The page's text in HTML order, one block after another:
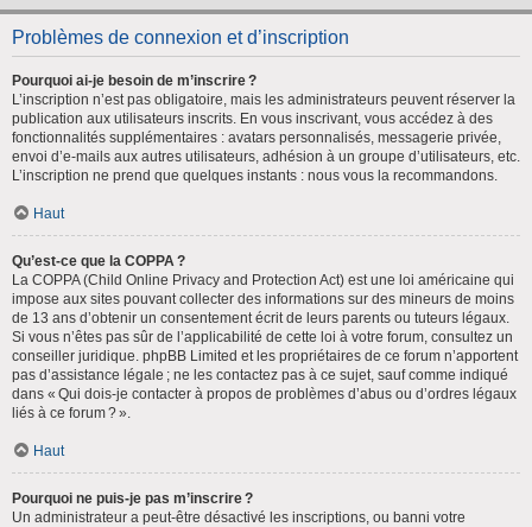
Problèmes de connexion et d’inscription
Pourquoi ai-je besoin de m’inscrire ?
L’inscription n’est pas obligatoire, mais les administrateurs peuvent réserver la
publication aux utilisateurs inscrits. En vous inscrivant, vous accédez à des
fonctionnalités supplémentaires : avatars personnalisés, messagerie privée,
envoi d’e-mails aux autres utilisateurs, adhésion à un groupe d’utilisateurs, etc.
L’inscription ne prend que quelques instants : nous vous la recommandons.
Haut
Qu’est-ce que la COPPA ?
La COPPA (Child Online Privacy and Protection Act) est une loi américaine qui
impose aux sites pouvant collecter des informations sur des mineurs de moins
de 13 ans d’obtenir un consentement écrit de leurs parents ou tuteurs légaux.
Si vous n’êtes pas sûr de l’applicabilité de cette loi à votre forum, consultez un
conseiller juridique. phpBB Limited et les propriétaires de ce forum n’apportent
pas d’assistance légale ; ne les contactez pas à ce sujet, sauf comme indiqué
dans « Qui dois-je contacter à propos de problèmes d’abus ou d’ordres légaux
liés à ce forum ? ».
Haut
Pourquoi ne puis-je pas m’inscrire ?
Un administrateur a peut-être désactivé les inscriptions, ou banni votre